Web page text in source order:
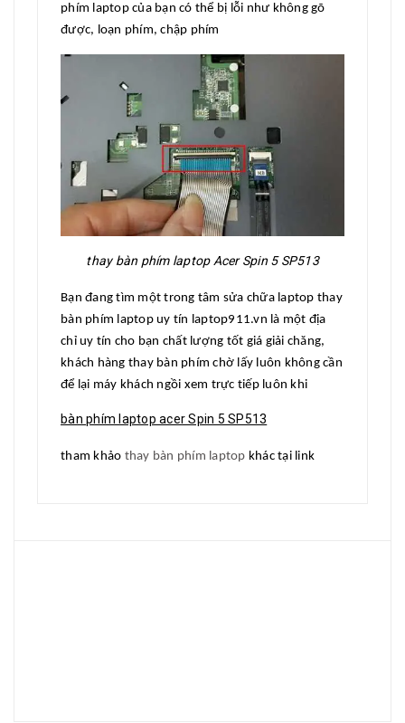
phím laptop của bạn có thể bị lỗi như không gõ
được, loạn phím, chập phím
thay bàn phím laptop Acer Spin 5 SP513
Bạn đang tìm một trong tâm sửa chữa laptop thay
bàn phím laptop uy tín laptop911.vn là một địa
chỉ uy tín cho bạn chất lượng tốt giá giải chăng,
khách hàng thay bàn phím chờ lấy luôn không cần
để lại máy khách ngồi xem trực tiếp luôn khi
bàn phím laptop acer Spin 5 SP513
tham khảo thay bàn phím laptop khác tại link